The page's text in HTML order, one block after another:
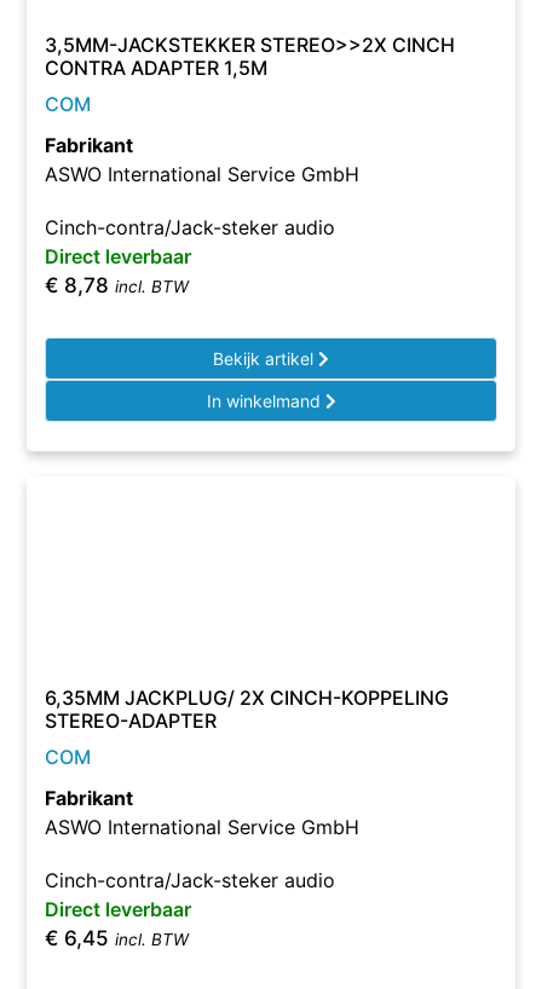
3,5MM-JACKSTEKKER STEREO>>2X CINCH
CONTRA ADAPTER 1,5M
COM
Fabrikant
ASWO International Service GmbH
Cinch-contra/Jack-steker audio
Direct leverbaar
€ 8,78 incl. BTW
Bekijk artikel
In winkelmand
6,35MM JACKPLUG/ 2X CINCH-KOPPELING
STEREO-ADAPTER
COM
Fabrikant
ASWO International Service GmbH
Cinch-contra/Jack-steker audio
Direct leverbaar
€ 6,45 incl. BTW